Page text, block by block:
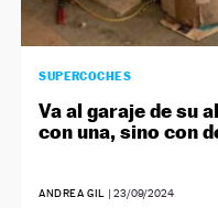
SUPERCOCHES
Va al garaje de su
con una, sino con
ANDREA GIL | 23/09/2024